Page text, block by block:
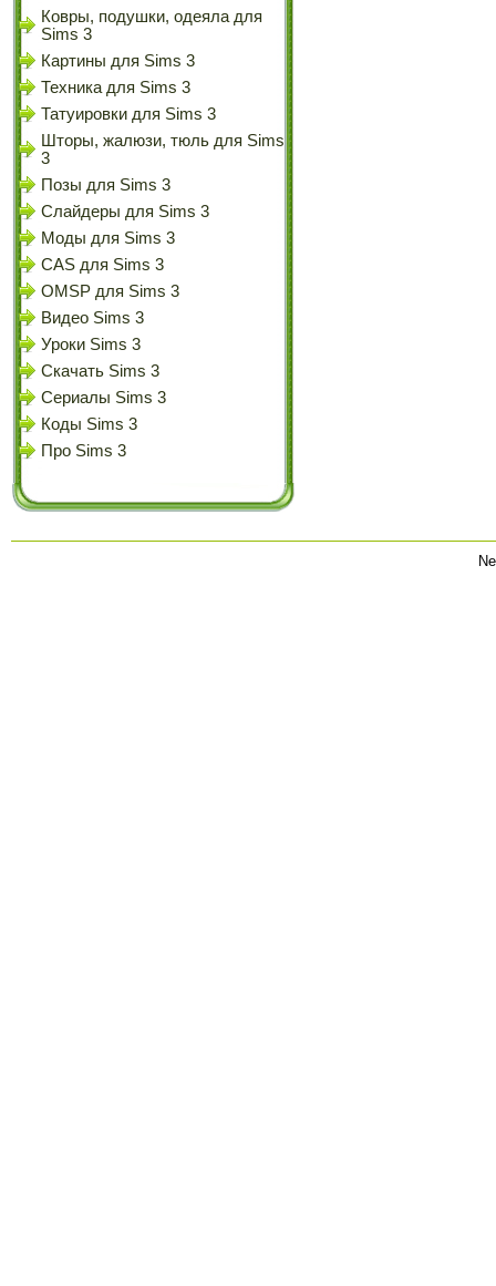
Ковры, подушки, одеяла для
Sims 3
Картины для Sims 3
Техника для Sims 3
Татуировки для Sims 3
Шторы, жалюзи, тюль для Sims
3
Позы для Sims 3
Слайдеры для Sims 3
Моды для Sims 3
CAS для Sims 3
OMSP для Sims 3
Видео Sims 3
Уроки Sims 3
Скачать Sims 3
Сериалы Sims 3
Коды Sims 3
Про Sims 3